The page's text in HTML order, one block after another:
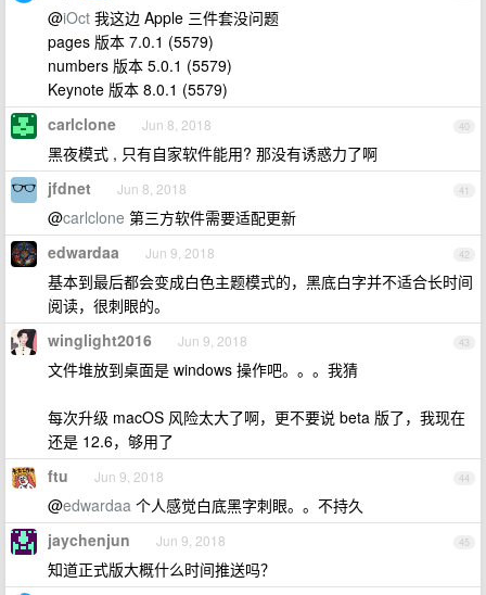
@iOct 我这边 Apple 三件套没问题
pages 版本 7.0.1 (5579)
numbers 版本 5.0.1 (5579)
Keynote 版本 8.0.1 (5579)
40
carlclone Jun 8, 2018
黑夜模式 , 只有自家软件能用? 那没有诱惑力了啊
41
jfdnet Jun 8, 2018
@carlclone 第三方软件需要适配更新
42
edwardaa Jun 9, 2018
基本到最后都会变成白色主题模式的，黑底白字并不适合长时间
阅读，很刺眼的。
43
winglight2016 Jun 9, 2018
文件堆放到桌面是 windows 操作吧。。。我猜
每次升级 macOS 风险太大了啊，更不要说 beta 版了，我现在
还是 12.6，够用了
44
ftu Jun 9, 2018
@edwardaa 个人感觉白底黑字刺眼。。不持久
45
jaychenjun Jun 9, 2018
知道正式版大概什么时间推送吗？